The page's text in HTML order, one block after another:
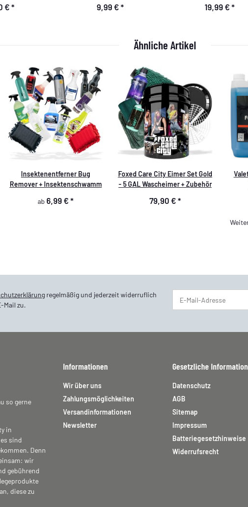
€ *
Brush Cover for Car Wash
9,99 € * 19,99 € *
Ähnliche Artikel
Insektenentferner Bug
Remover + Insektenschwamm
ab 6,99 € *
Foxed Care City Eimer Set Gold
- 5 GAL Wascheimer + Zubehör
79,90 € *
regelmäßig und jederzeit widerruflich
Mail zu.
so gerne
in
sind
Denn
wir
gebührend
diese zu
Informationen
Wir über uns
Zahlungsmöglichkeiten
Versandinformationen
Newsletter
Gesetzliche
Datenschutz
AGB
Sitemap
Impressum
Batteriegesetzhinweise
Widerrufsrecht